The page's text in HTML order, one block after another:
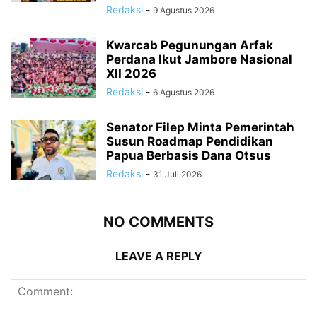
Redaksi - 9 Agustus 2026
Kwarcab Pegunungan Arfak
Perdana Ikut Jambore Nasional
XII 2026
Redaksi - 6 Agustus 2026
Senator Filep Minta Pemerintah
Susun Roadmap Pendidikan
Papua Berbasis Dana Otsus
Redaksi - 31 Juli 2026
NO COMMENTS
LEAVE A REPLY